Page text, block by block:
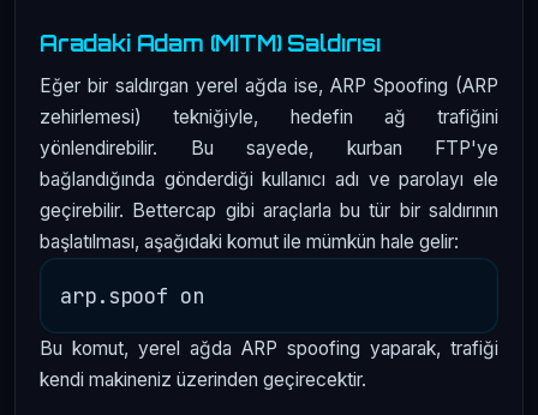
Aradaki Adam (MITM) Saldırısı
Eğer bir saldırgan yerel ağda ise, ARP Spoofing (ARP
zehirlemesi) tekniğiyle, hedefin ağ trafiğini
yönlendirebilir. Bu sayede, kurban FTP'ye
bağlandığında gönderdiği kullanıcı adı ve parolayı ele
geçirebilir. Bettercap gibi araçlarla bu tür bir saldırının
başlatılması, aşağıdaki komut ile mümkün hale gelir:
Bu komut, yerel ağda ARP spoofing yaparak, trafiği
kendi makineniz üzerinden geçirecektir.